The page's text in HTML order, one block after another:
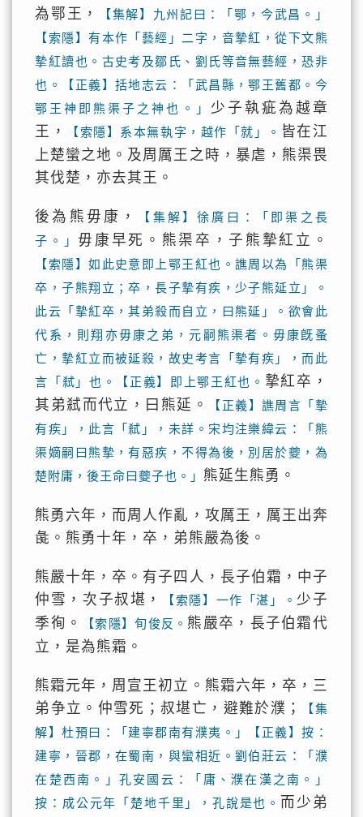
為鄂王，
【集解】九州記曰：「鄂，今武昌。」
【索隱】有本作「藝經」二字，音摯紅，從下文熊
摯紅讀也。古史考及鄒氏、劉氏等音無藝經，恐非
也。【正義】括地志云：「武昌縣，鄂王舊都。今
鄂王神即熊渠子之神也。」 少子執疵為越章
王，
【索隱】系本無執字，越作「就」。 皆在江
上楚蠻之地。及周厲王之時，暴虐，熊渠畏
其伐楚，亦去其王。
後為熊毋康，
【集解】徐廣曰：「即渠之長
子。」 毋康早死。熊渠卒，子熊摯紅立。
【索隱】如此史意即上鄂王紅也。譙周以為「熊渠
卒，子熊翔立；卒，長子摯有疾，少子熊延立」。
此云「摯紅卒，其弟殺而自立，曰熊延」。欲會此
代系，則翔亦毋康之弟，元嗣熊渠者。毋康旣蚤
亡，摯紅立而被延殺，故史考言「摯有疾」，而此
言「弒」也。【正義】即上鄂王紅也。 摯紅卒，
其弟弒而代立，曰熊延。
【正義】譙周言「摯
有疾」，此言「弒」，未詳。宋均注樂緯云：「熊
渠嫡嗣曰熊摯，有惡疾，不得為後，別居於夔，為
楚附庸，後王命曰夔子也。」 熊延生熊勇。
熊勇六年，而周人作亂，攻厲王，厲王出奔
彘。熊勇十年，卒，弟熊嚴為後。
熊嚴十年，卒。有子四人，長子伯霜，中子
仲雪，次子叔堪，
【索隱】一作「湛」。 少子
季徇。
【索隱】旬俊反。 熊嚴卒，長子伯霜代
立，是為熊霜。
熊霜元年，周宣王初立。熊霜六年，卒，三
弟争立。仲雪死；叔堪亡，避難於濮；
【集
解】杜預曰：「建寧郡南有濮夷。」【正義】按：
建寧，晉郡，在蜀南，與蠻相近。劉伯莊云：「濮
在楚西南。」孔安國云：「庸、濮在漢之南。」
按：成公元年「楚地千里」，孔說是也。 而少弟